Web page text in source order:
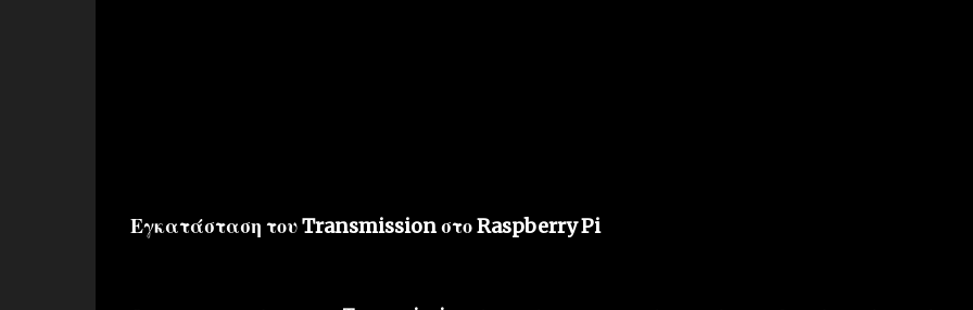
Εγκατάσταση του Transmission στο Raspberry Pi